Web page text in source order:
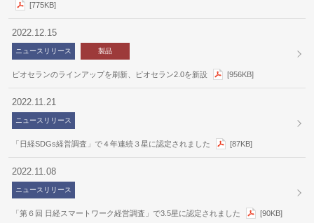
[775KB]
2022.12.15
ニュースリリース 製品
ピオセランのラインアップを刷新、ピオセラン2.0を新設 [956KB]
2022.11.21
ニュースリリース
「日経SDGs経営調査」で４年連続３星に認定されました [87KB]
2022.11.08
ニュースリリース
「第６回 日経スマートワーク経営調査」で3.5星に認定されました [90KB]